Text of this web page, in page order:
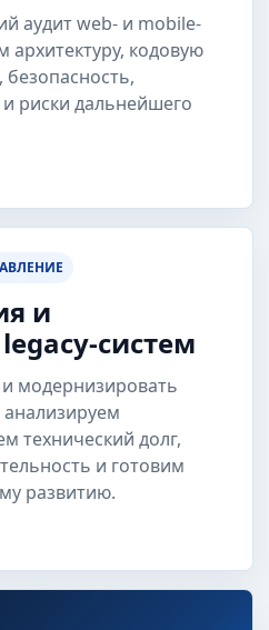
аудит web- и mobile-
архитектуру, кодовую
безопасность,
риски дальнейшего
и
систем
модернизировать
технический долг,
и готовим
развитию.